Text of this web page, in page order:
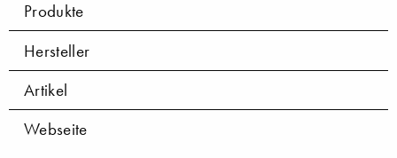
Produkte
Hersteller
Artikel
Webseite